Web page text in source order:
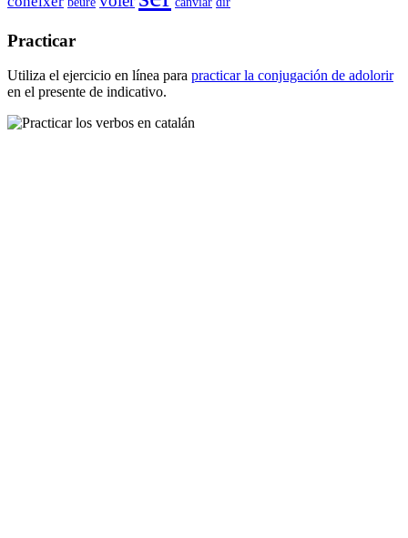
Practicar
Utiliza el ejercicio en línea para practicar la conjugación de adolorir
en el presente de indicativo.